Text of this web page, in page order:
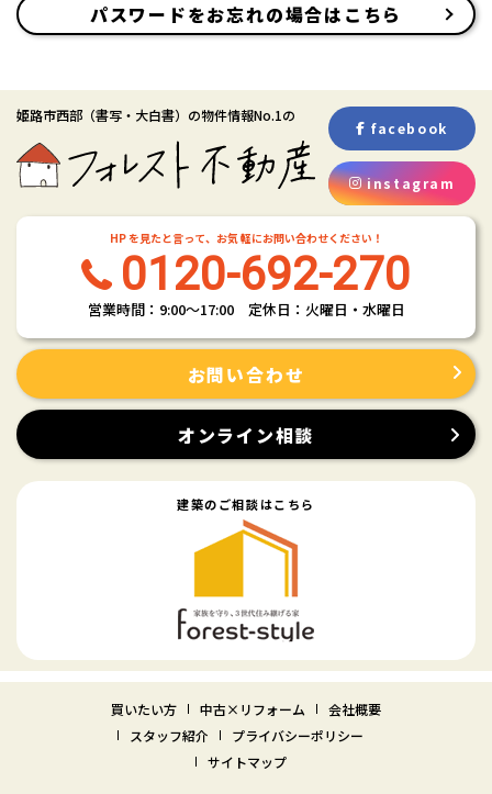
パスワードをお忘れの場合はこちら
姫路市西部 （書写・大白書） の物件情報No.1の
facebook
instagram
HP を見たと言って、お気 軽にお問い合わせください！
0120-692-270
営業時間：9:00〜17:00 定休日：火曜日・水曜日
お問い合わせ
オンライン相談
建築のご相談はこちら
買いたい方 中古×リフォーム
会社概要
スタッフ紹介
プライバシーポリシー
サイトマップ